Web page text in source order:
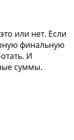
или нет. Если
финальную
И
суммы.